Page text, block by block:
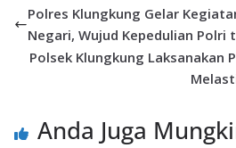
Polres Klungkung Gelar
Negari, Wujud Kepedulian Polri
Polsek Klungkung Laksanakan
Anda Juga